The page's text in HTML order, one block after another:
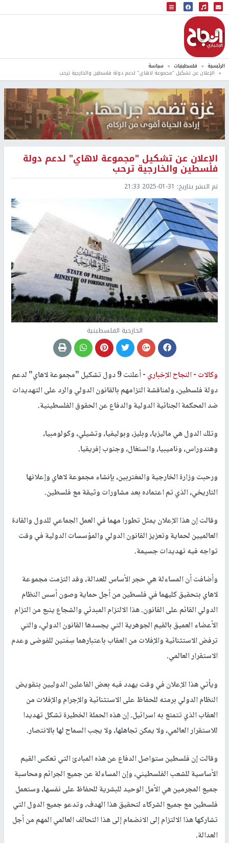
البث المباشر
إذاعة النجاح
الرئيسية فلسطينيات سياسة
الإعلان عن تشكيل "مجموعة لاهاي" لدعم دولة فلسطين والخارجية ترحب
الإعلان عن تشكيل "مجموعة لاهاي" لدعم دولة
فلسطين والخارجية ترحب
تم النشر بتاريخ: 2025-01-31 21:33
الخارجية الفلسطينية
وكالات -النجاح الإخباري -
أعلنت 9 دول تشكيل "مجموعة لاهاي" لدعم
دولة فلسطين، ولمناقشة التزامهم بالقانون الدولي والرد على التهديدات
ضد المحكمة الجنائية الدولية والدفاع عن الحقوق الفلسطينية.
وتلك الدول هي ماليزيا، وبليز، وبوليفيا، وتشيلي، وكولومبيا،
وهندوراس، وناميبيا، والسنغال، وجنوب إفريقيا.
ورحبت وزارة الخارجية والمغتربين، بإنشاء مجموعة لاهاي وإعلانها
التاريخي، الذي تم اعتماده بعد مشاورات وثيقة مع فلسطين.
وقالت إن هذا الإعلان يمثل تطورا مهما في العمل الجماعي للدول والقادة
العالميين لحماية وتعزيز القانون الدولي والمؤسسات الدولية في وقت
تواجه فيه تهديدات جسيمة.
وأضافت أن المساءلة هي حجر الأساس للعدالة، وقد التزمت مجموعة
لاهاي بتحقيق كليهما في فلسطين من أجل حماية وصون أسس النظام
الدولي القائم على القانون. هذا الالتزام المبدئي والشجاع ينبع من التزام
الأعضاء العميق بالقيم الجوهرية التي يجسدها القانون الدولي، والتي
ترفض الاستثنائية والإفلات من العقاب باعتبارهما سِمَتين للفوضى وعدم
الاستقرار العالمي.
ويأتي هذا الإعلان في وقت يهدد فيه بعض الفاعلين الدوليين بتقويض
النظام الدولي برمته للحفاظ على الاستثنائية والإجرام والإفلات من
العقاب الذي تتمتع به اسرائيل. إن هذه الحملة الخطيرة تشكل تهديدا
للاستقرار العالمي، ولا يمكن تجاهلها، ولا يجب السماح لها بالانتصار.
وقالت إن فلسطين ستواصل الدفاع عن هذه المبادئ التي تعكس القيم
الأساسية للشعب الفلسطيني، وإن المساءلة عن جميع الجرائم ومحاسبة
جميع المجرمين هي الأمل الوحيد للبشرية للحفاظ على نفسها، وستعمل
فلسطين مع جميع الشركاء لتحقيق هذا الهدف، وتدعو جميع الدول التي
تشاركها هذا الالتزام إلى الانضمام إلى هذا التحالف العالمي المهم من أجل
العدالة.